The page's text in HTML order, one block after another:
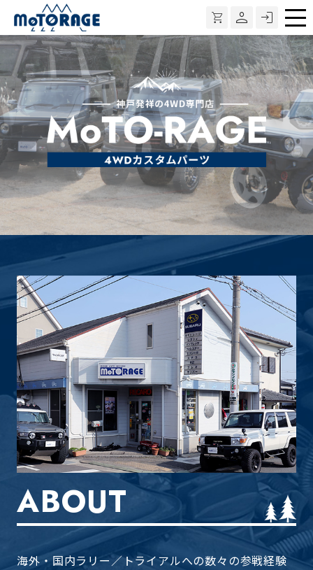
ABOUT
海外・国内ラリー／トライアルへの数々の参戦経験
メ
ニ
ュ
ー